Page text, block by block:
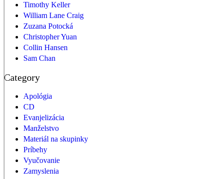
Timothy Keller
William Lane Craig
Zuzana Potocká
Christopher Yuan
Collin Hansen
Sam Chan
Category
Apológia
CD
Evanjelizácia
Manželstvo
Materiál na skupinky
Príbehy
Vyučovanie
Zamyslenia